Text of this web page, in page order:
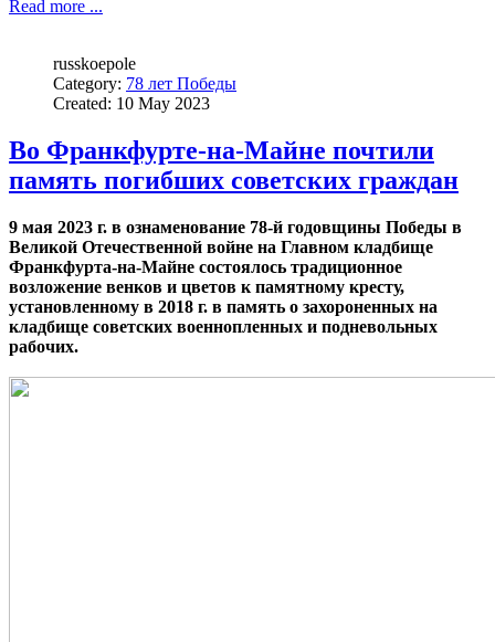
Read more ...
russkoepole
Category: 78 лет Победы
Created: 10 May 2023
Во Франкфурте-на-Майне почтили
память погибших советских граждан
9 мая 2023 г. в ознаменование 78-й годовщины Победы в
Великой Отечественной войне на Главном кладбище
Франкфурта-на-Майне состоялось традиционное
возложение венков и цветов к памятному кресту,
установленному в 2018 г. в память о захороненных на
кладбище советских военнопленных и подневольных
рабочих.